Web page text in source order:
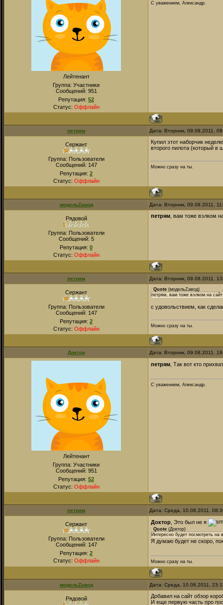
Лейтенант
Группа: Участники
Сообщений: 951
Репутация: 52
Статус: Оффлайн
С уважением, Александр.
петрям Дата: Вторник, 09.08.2011,
Сержант
Группа: Пользователи
Сообщений: 147
Репутация: 2
Статус: Оффлайн
Купил этот наборчик
второго пилота (который в
Можно сразу на ты.
модельZавод Дата: Вторник, 09.08.2011,
Рядовой
Группа: Пользователи
Сообщений: 5
Репутация: 0
Статус: Оффлайн
петрям , вам тоже вэлком
петрям Дата: Вторник, 09.08.2011,
Сержант
Группа: Пользователи
Сообщений: 147
Репутация: 2
Статус: Оффлайн
Quote (модельZавод)
петрям, вам тоже вэлком на
с удовольствием, как
Можно сразу на ты.
Доктор Дата: Вторник, 09.08.2011,
Лейтенант
Группа: Участники
Сообщений: 951
Репутация: 52
Статус: Оффлайн
петрям , Так вот кто
С уважением, Александр.
петрям Дата: Среда, 10.08.2011,
Сержант
Группа: Пользователи
Сообщений: 147
Репутация: 2
Статус: Оффлайн
Доктор , Это был не я
Quote (Доктор)
Интересно будет посмотреть на
Я думаю будет не скоро,
Можно сразу на ты.
модельZавод Дата: Среда, 10.08.2011,
Рядовой
Добавил на сайт обзор
И еще первую часть про